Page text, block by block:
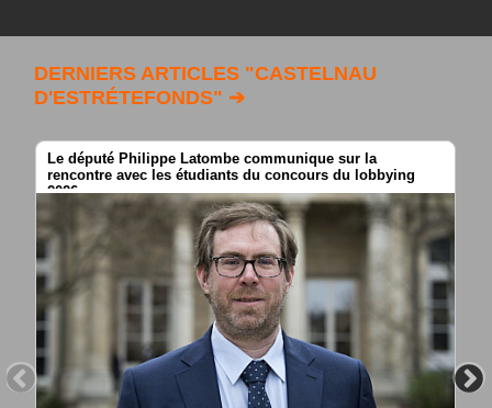
DERNIERS ARTICLES "CASTELNAU
D'ESTRÉTEFONDS" ➔
Le député Philippe Latombe communique sur la
rencontre avec les étudiants du concours du lobbying
2026